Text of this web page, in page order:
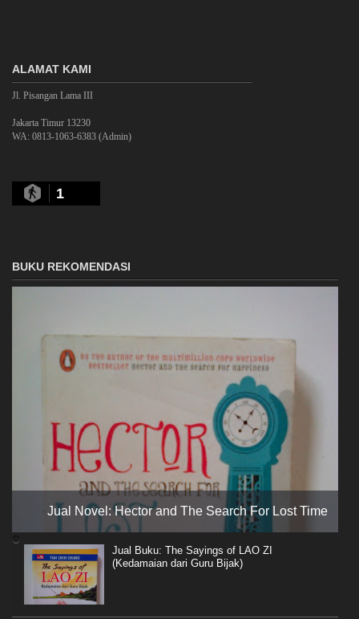
ALAMAT KAMI
Jl. Pisangan Lama III
Jakarta Timur 13230
WA: 0813-1063-6383 (Admin)
1
BUKU REKOMENDASI
Jual Novel: Hector and The Search For Lost Time
Jual Buku: The Sayings of LAO ZI
(Kedamaian dari Guru Bijak)